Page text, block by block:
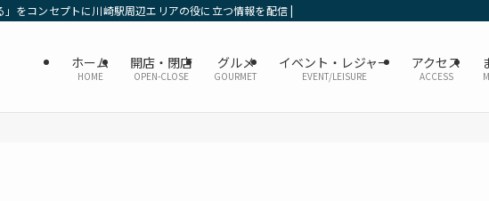
をコンセプトに川崎駅周辺エリアの役に立つ情報を配信 | かなレポ川崎
ホーム
HOME
開店・閉店
OPEN-CLOSE
グルメ
GOURMET
イベント・レジャー
EVENT/LEISURE
アクセス
ACCESS